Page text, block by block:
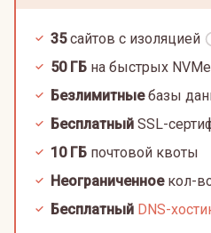
35 сайтов с изоляцией
50ГБ на быстрых
Безлимитныебазы
Бесплатный SSL-
10ГБ почтовой квоты
Неограниченноекол-
Бесплатный DNS-